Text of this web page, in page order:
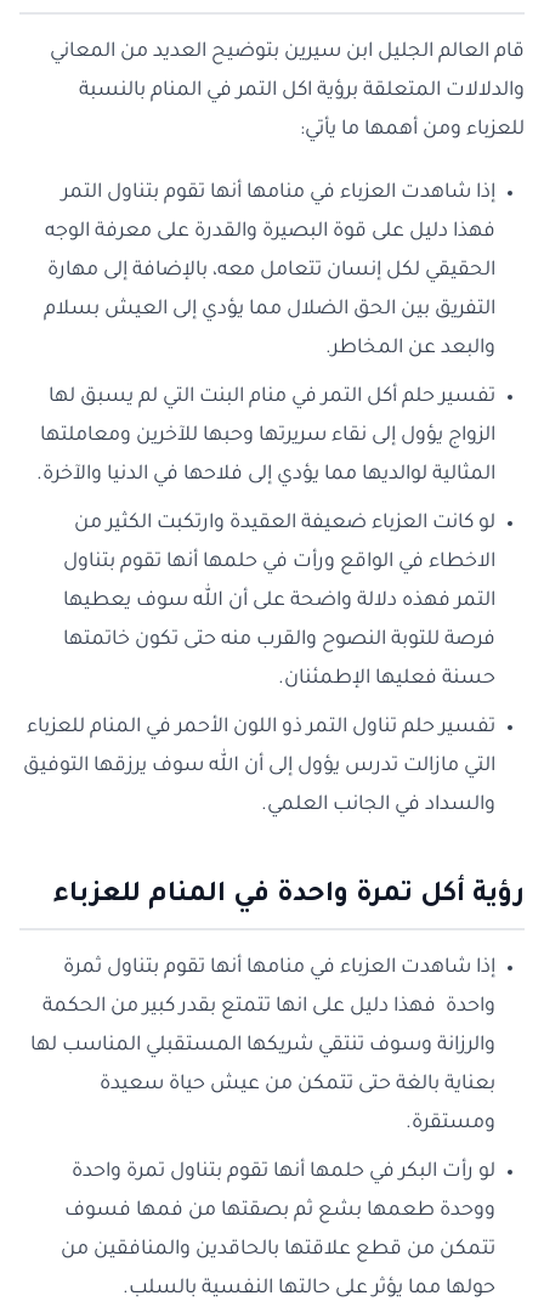
قام العالم الجليل ابن سيرين بتوضيح العديد من المعاني
والدلالات المتعلقة برؤية اكل التمر في المنام بالنسبة
للعزباء ومن أهمها ما يأتي:
إذا شاهدت العزباء في منامها أنها تقوم بتناول التمر
فهذا دليل على قوة البصيرة والقدرة على معرفة الوجه
الحقيقي لكل إنسان تتعامل معه، بالإضافة إلى مهارة
التفريق بين الحق الضلال مما يؤدي إلى العيش بسلام
والبعد عن المخاطر.
تفسير حلم أكل التمر في منام البنت التي لم يسبق لها
الزواج يؤول إلى نقاء سريرتها وحبها للآخرين ومعاملتها
المثالية لوالديها مما يؤدي إلى فلاحها في الدنيا والآخرة.
لو كانت العزباء ضعيفة العقيدة وارتكبت الكثير من
الاخطاء في الواقع ورأت في حلمها أنها تقوم بتناول
التمر فهذه دلالة واضحة على أن الله سوف يعطيها
فرصة للتوبة النصوح والقرب منه حتى تكون خاتمتها
حسنة فعليها الإطمئنان.
تفسير حلم تناول التمر ذو اللون الأحمر في المنام للعزباء
التي مازالت تدرس يؤول إلى أن الله سوف يرزقها التوفيق
والسداد في الجانب العلمي.
رؤية أكل تمرة واحدة في المنام للعزباء
إذا شاهدت العزباء في منامها أنها تقوم بتناول ثمرة
واحدة فهذا دليل على انها تتمتع بقدر كبير من الحكمة
والرزانة وسوف تنتقي شريكها المستقبلي المناسب لها
بعناية بالغة حتى تتمكن من عيش حياة سعيدة
ومستقرة.
لو رأت البكر في حلمها أنها تقوم بتناول تمرة واحدة
ووحدة طعمها بشع ثم بصقتها من فمها فسوف
تتمكن من قطع علاقتها بالحاقدين والمنافقين من
حولها مما يؤثر على حالتها النفسية بالسلب.